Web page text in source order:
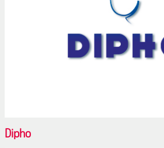
Dipho